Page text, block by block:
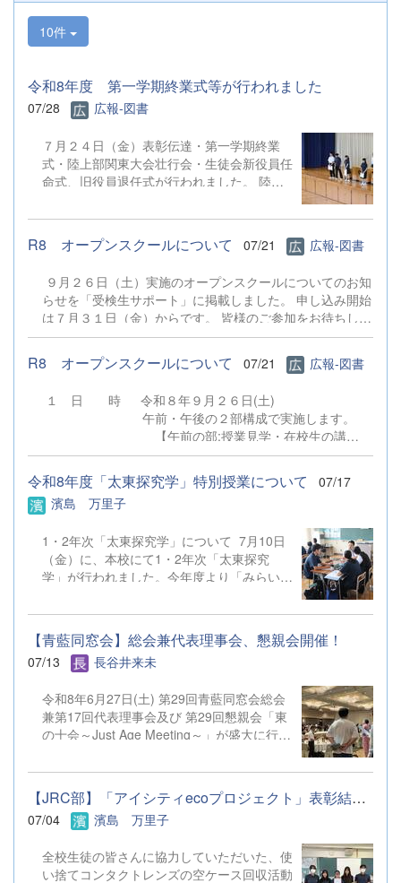
10件
令和8年度 第一学期終業式等が行われました
07/28 広報-図書
７月２４日（金）表彰伝達・第一学期終業
式・陸上部関東大会壮行会・生徒会新役員任
命式、旧役員退任式が行われました。 陸上
拳法部、男子バスケットボール部が賞状を受
け取りました。 校
歌斉唱の後の校長式辞では、1学期の様々な
しい等の話、長い夏休み、「誠・明・健」の
校訓を意識した生活を心がけ安全・安心に過
ごし、無事に２学期に成長した姿を見せてほ
しい等のお話がありました。 引
き続いての諸連絡では生徒指導部より闇バイ
トについての話など夏季休業中の留意点、キ
ャリア教育部より集団としての成長には個人
の伸長が必要であるなどの話や各学年につい
てのアドバイスなどがありました。 その
最後に生徒会本部 新役員任命式・旧役員退
任式が行われました。 【生徒の声】 校
ついて深く考える良い機会になりました。
自分は入学して初めての夏休みなので、夏
休みを有効活用し、有益な夏休みにしたいと
R8 オープンスクールについて 07/21 広報-図書
９月２６日（土）実施のオープンスクールについてのお知
らせを「受検生サポート」に掲載しました。 申し込み開始
は７月３１日（金）からです。 皆様のご参加をお待ちして
おります。 ７月３０日（木）実施の学校説明会の申し込み
ではありませんのでご注意ください。 オープンスク
ールについて
R8 オープンスクールについて 07/21 広報-図書
１ 日 時 令和８年９月２６日(土)
午前・午後の２部構成で実施します。
【午前の部:授業見学・在校生の講
演】 10：20～ 受付（第1体育
館） 10：35～11：20 授業見学（本
校 第3校時） 11：30～11：55 在校
生の講演（第１体育館）
【午後の部:授業見学・部活動見学あ
り】 12：50～ 受付（第1体
育館） 13：05～13：50 授業見学
（本校 第5校時） 14：10～15：
40 部活動見学 ※午後の部で授業見学ま
での参加は可能ですが、部活動見学のみの参加は御遠慮く
ださい。 ２ 会 場 群馬県立太田東高等学
校 住所：太田市台之郷町４４
８ 電話：０２７６－４５－６５１１ ３ 対
象 令和９年３月卒業見込みの中学生（※保護者の参加
はできません） ４ 申込方法 （１）参加を希望する生
徒が直接、本校WebページよりGoogleフォームに入力して
お申し込みくだ ...
令和8年度「太東探究学」特別授業について
07/17
濱島 万里子
1・2年次「太東探究学」について 7月10日
（金）に、本校にて1・2年次「太東探究
学」が行われました。今年度より「みらい
トしています。 1年次は、2学期以降に実施
する「地域探究」について地域の課題や実社
会等の課題を取り上げて意見交換を行いまし
た。2年次は、これから本格的に取り組んで
証方法が的確かどうかについての指導・助言
を行っていただきました。 各分野で活躍
されている太田東高校のOG・OBの方々31
に分かれ、活発な意見交換を行うことができ
ました。講師の方々からいただいた多方面か
らのご指摘のおかげで、生徒たちは様々な気
づきを得ることができたようです。今後の探
ができました。 （7月17日（金）の上毛新聞
【青藍同窓会】総会兼代表理事会、懇親会開催！
07/13 長谷井来未
令和8年6月27日(土) 第29回青藍同窓会総会
兼第17回代表理事会及び 第29回懇親会「東
の十会～Just Age Meeting～」が盛大に行わ
告、 今年度の活動予定や予算が原案通り承
認されました。 また、今後も期生会による
懇親会の開催が確認されました。 今回の懇
親会「東の十会～Just Age Meeting～」は
生が幹事長となり、179名の参加者を集め、
盛大に開催されました。 特に今回の目玉企
【JRC部】「アイシティecoプロジェクト」表彰結果のお知らせ
07/04 濱島 万里子
全校生徒の皆さんに協力していただいた、使
い捨てコンタクトレンズの空ケース回収活動